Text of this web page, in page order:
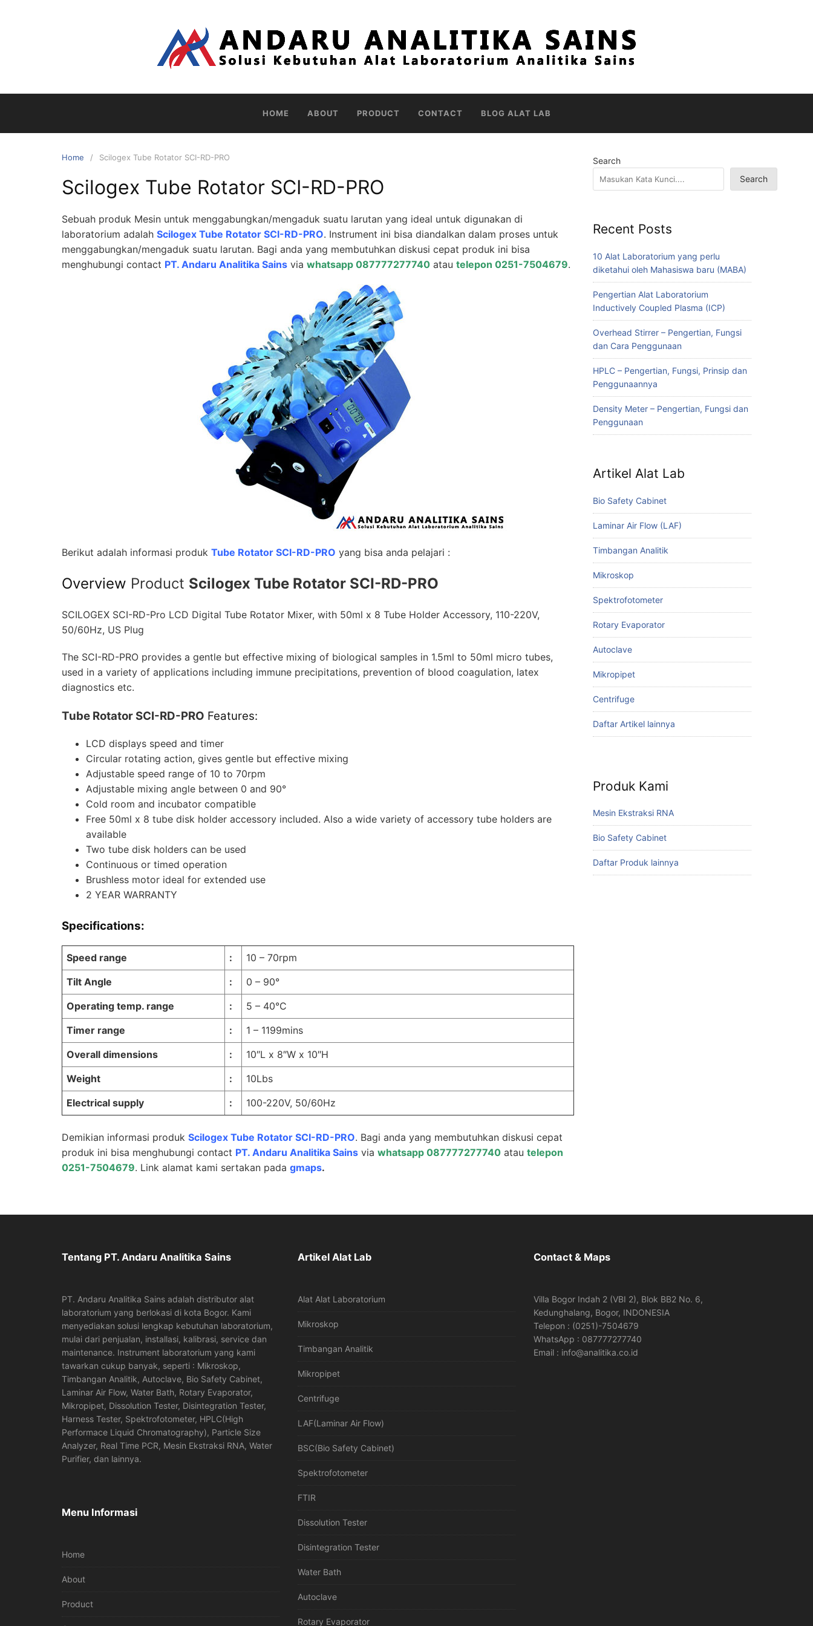
HOME ABOUT PRODUCT CONTACT BLOG ALAT LAB
Home Scilogex Tube Rotator SCI-RD-PRO
Scilogex Tube Rotator SCI-RD-PRO
Sebuah produk Mesin untuk menggabungkan/mengaduk suatu larutan yang ideal untuk digunakan di
laboratorium adalah Scilogex Tube Rotator SCI-RD-PRO. Instrument ini bisa diandalkan dalam proses untuk
menggabungkan/mengaduk suatu larutan. Bagi anda yang membutuhkan diskusi cepat produk ini bisa
menghubungi contact PT. Andaru Analitika Sains via whatsapp 087777277740 atau telepon 0251-7504679.
Berikut adalah informasi produk Tube Rotator SCI-RD-PRO yang bisa anda pelajari :
Overview Product Scilogex Tube Rotator SCI-RD-PRO
SCILOGEX SCI-RD-Pro LCD Digital Tube Rotator Mixer, with 50ml x 8 Tube Holder Accessory, 110-220V,
50/60Hz, US Plug
The SCI-RD-PRO provides a gentle but effective mixing of biological samples in 1.5ml to 50ml micro tubes,
used in a variety of applications including immune precipitations, prevention of blood coagulation, latex
diagnostics etc.
Tube Rotator SCI-RD-PRO Features:
LCD displays speed and timer
Circular rotating action, gives gentle but effective mixing
Adjustable speed range of 10 to 70rpm
Adjustable mixing angle between 0 and 90°
Cold room and incubator compatible
Free 50ml x 8 tube disk holder accessory included. Also a wide variety of accessory tube holders are
available
Two tube disk holders can be used
Continuous or timed operation
Brushless motor ideal for extended use
2 YEAR WARRANTY
Specifications:
Speed range :
10 – 70rpm
Tilt Angle
:
0 – 90°
Operating temp. range
:
5 – 40°C
Timer range
:
1 – 1199mins
Overall dimensions
:
10″L x 8″W x 10″H
Weight
:
10Lbs
Electrical supply
: 100-220V, 50/60Hz
Demikian informasi produk Scilogex Tube Rotator SCI-RD-PRO. Bagi anda yang membutuhkan diskusi cepat
produk ini bisa menghubungi contact PT. Andaru Analitika Sains via whatsapp 087777277740 atau telepon
0251-7504679. Link alamat kami sertakan pada gmaps.
Search
Search
Recent Posts
10 Alat Laboratorium yang perlu
diketahui oleh Mahasiswa baru (MABA)
Pengertian Alat Laboratorium
Inductively Coupled Plasma (ICP)
Overhead Stirrer – Pengertian, Fungsi
dan Cara Penggunaan
HPLC – Pengertian, Fungsi, Prinsip dan
Penggunaannya
Density Meter – Pengertian, Fungsi dan
Penggunaan
Artikel Alat Lab
Bio Safety Cabinet
Laminar Air Flow (LAF)
Timbangan Analitik
Mikroskop
Spektrofotometer
Rotary Evaporator
Autoclave
Mikropipet
Centrifuge
Daftar Artikel lainnya
Produk Kami
Mesin Ekstraksi RNA
Bio Safety Cabinet
Daftar Produk lainnya
Tentang PT. Andaru Analitika Sains
PT. Andaru Analitika Sains adalah distributor alat
laboratorium yang berlokasi di kota Bogor. Kami
menyediakan solusi lengkap kebutuhan laboratorium,
mulai dari penjualan, installasi, kalibrasi, service dan
maintenance. Instrument laboratorium yang kami
tawarkan cukup banyak, seperti : Mikroskop,
Timbangan Analitik, Autoclave, Bio Safety Cabinet,
Laminar Air Flow, Water Bath, Rotary Evaporator,
Mikropipet, Dissolution Tester, Disintegration Tester,
Harness Tester, Spektrofotometer, HPLC(High
Performace Liquid Chromatography), Particle Size
Analyzer, Real Time PCR, Mesin Ekstraksi RNA, Water
Purifier, dan lainnya.
Menu Informasi
Home
About
Product
Artikel Alat Lab
Alat Alat Laboratorium
Mikroskop
Timbangan Analitik
Mikropipet
Centrifuge
LAF(Laminar Air Flow)
BSC(Bio Safety Cabinet)
Spektrofotometer
FTIR
Dissolution Tester
Disintegration Tester
Water Bath
Autoclave
Rotary Evaporator
Contact & Maps
Villa Bogor Indah 2 (VBI 2), Blok BB2 No. 6,
Kedunghalang, Bogor, INDONESIA
Telepon : (0251)-7504679
WhatsApp : 087777277740
Email : info@analitika.co.id